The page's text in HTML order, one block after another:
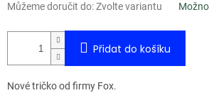
Můžeme doručit do:Zvolte variantu
Přidat do košíku
Nové tričko od firmy Fox.